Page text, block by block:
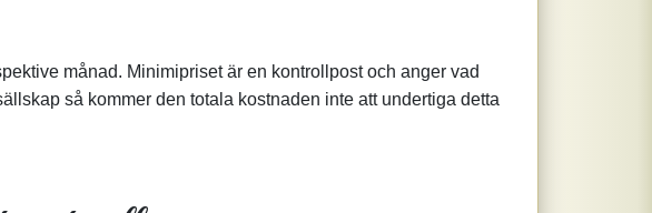
månad. Minimipriset är en kontrollpost och anger vad
så kommer den totala kostnaden inte att undertiga detta